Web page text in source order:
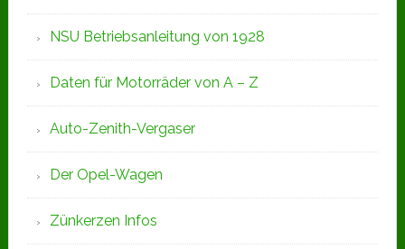
NSU Betriebsanleitung von 1928
Daten für Motorräder von A – Z
Auto-Zenith-Vergaser
Der Opel-Wagen
Zünkerzen Infos